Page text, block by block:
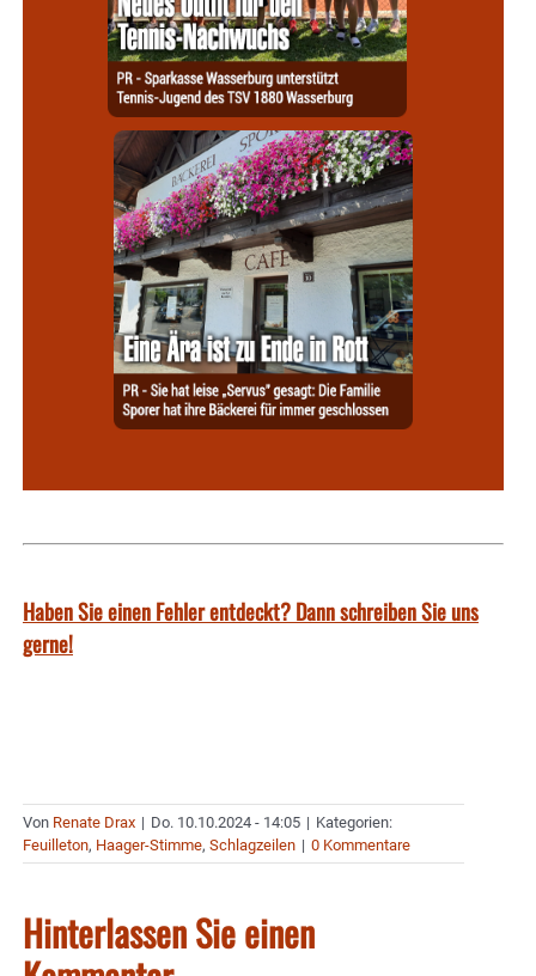
Haben Sie einen Fehler entdeckt? Dann schreiben Sie uns
gerne!
Von Renate Drax | Do. 10.10.2024 - 14:05 | Kategorien:
Feuilleton, Haager-Stimme, Schlagzeilen | 0 Kommentare
Hinterlassen Sie einen